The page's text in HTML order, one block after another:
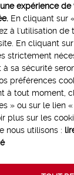
expérience de
En cliquant sur
à l'utilisation de
En cliquant
strictement
sa sécurité
préférences
à tout moment,
» ou sur le lien
plus sur les
nous utilisons :